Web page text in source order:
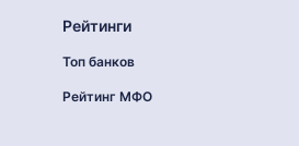
Рейтинги
Топ банков
Рейтинг МФО